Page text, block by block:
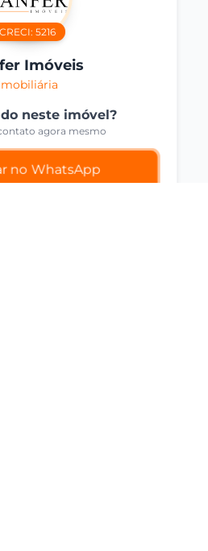
CRECI: 5216
Imóveis
neste imóvel?
agora mesmo
no WhatsApp